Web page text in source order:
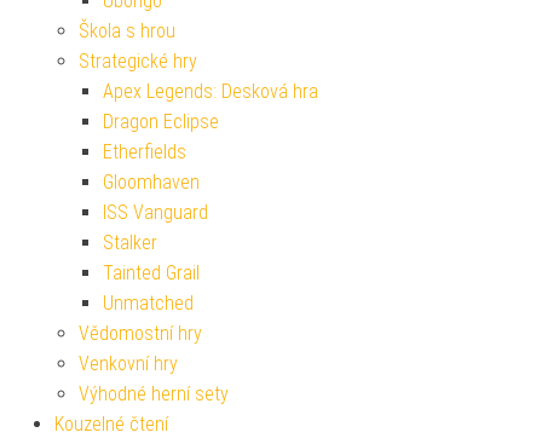
Škola s hrou
Strategické hry
Apex Legends: Desková hra
Dragon Eclipse
Etherfields
Gloomhaven
ISS Vanguard
Stalker
Tainted Grail
Unmatched
Vědomostní hry
Venkovní hry
Výhodné herní sety
Kouzelné čtení